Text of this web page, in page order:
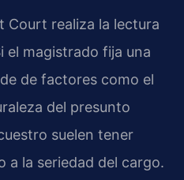
Court realiza la lectura
el magistrado fija una
de factores como el
del presunto
suelen tener
a la seriedad del cargo.